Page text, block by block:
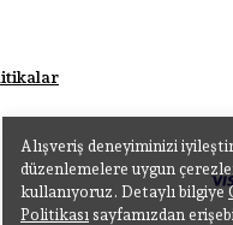
Alışveriş deneyiminizi
düzenlemelere uygun
kullanıyoruz. Detaylı bilgiye
Politikası sayfamızdan